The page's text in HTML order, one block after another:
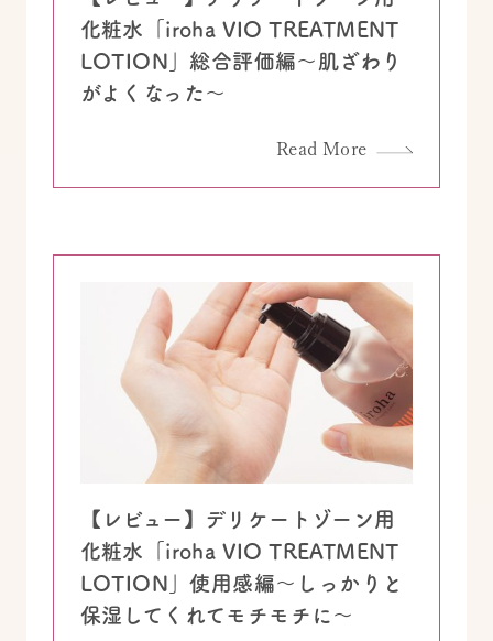
化粧水「iroha VIO TREATMENT
LOTION」総合評価編～肌ざわり
がよくなった～
Read More
【レビュー】デリケートゾーン用
化粧水「iroha VIO TREATMENT
LOTION」使用感編～しっかりと
保湿してくれてモチモチに～